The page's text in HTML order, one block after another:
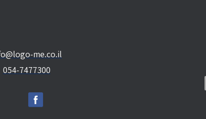
me.co.il
054-7477300